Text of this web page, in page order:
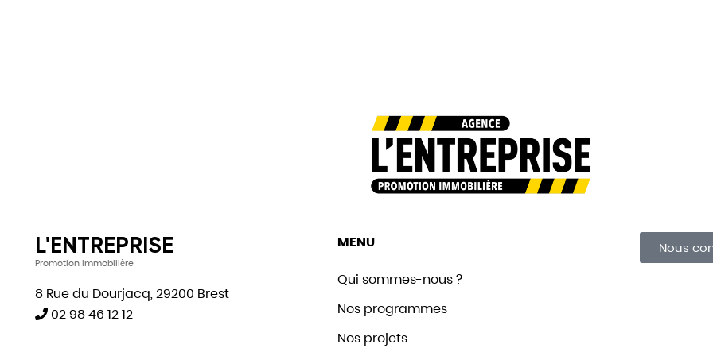
L'ENTREPRISE
Promotion immobilière
8 Rue du Dourjacq, 29200 Brest
02 98 46 12 12
MENU
Qui sommes-nous ?
Nos programmes
Nos projets
Nous